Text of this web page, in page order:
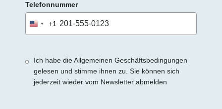
Telefonnummer
United
States
+1
Ich habe die Allgemeinen Geschäftsbedingungen
gelesen und stimme ihnen zu. Sie können sich
jederzeit wieder vom Newsletter abmelden